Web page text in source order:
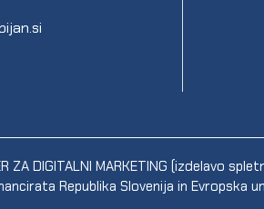
ZA DIGITALNI MARKETING (izdelavo
Republika Slovenija in Evropska